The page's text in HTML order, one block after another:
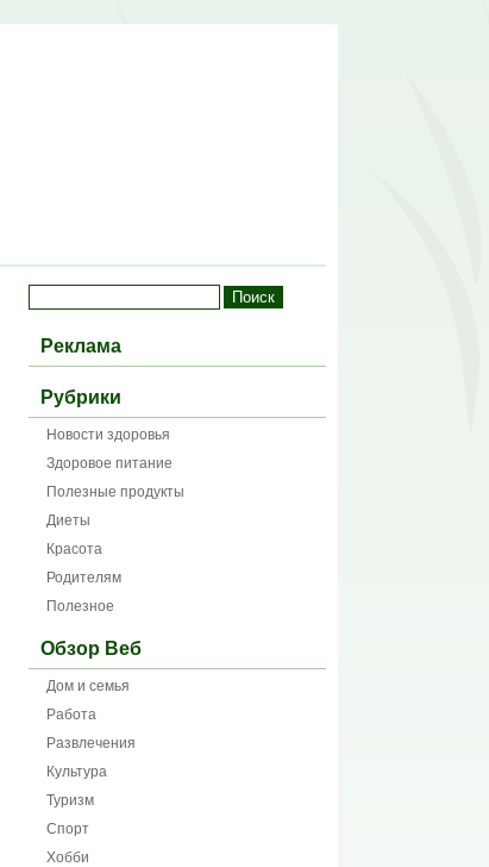
Реклама
Рубрики
Новости здоровья
Здоровое питание
Полезные продукты
Диеты
Красота
Родителям
Полезное
Обзор Веб
Дом и семья
Работа
Развлечения
Культура
Туризм
Спорт
Хобби